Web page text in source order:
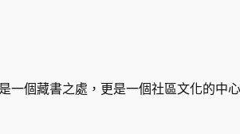
一個藏書之處，更是一個社區文化的中